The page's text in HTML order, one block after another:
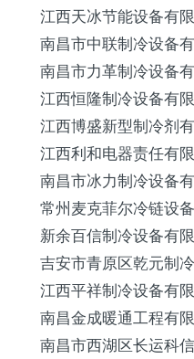
江西天冰节能设备有限
南昌市中联制冷设备有
南昌市力革制冷设备有
江西恒隆制冷设备有限
江西博盛新型制冷剂
江西利和电器责任有限
南昌市冰力制冷设备有
常州麦克菲尔冷链设备
新余百信制冷设备有限
吉安市青原区乾元制冷
江西平祥制冷设备有限
南昌金成暖通工程有限
南昌市西湖区长运科信